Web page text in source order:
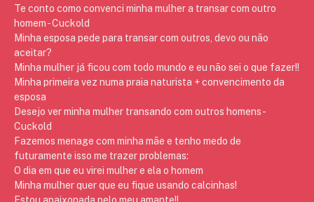
Te conto como convenci minha mulher a transar com outro
homem - Cuckold
Minha esposa pede para transar com outros, devo ou não
aceitar?
Minha mulher já ficou com todo mundo e eu não sei o que fazer!!
Minha primeira vez numa praia naturista + convencimento da
esposa
Desejo ver minha mulher transando com outros homens -
Cuckold
Fazemos menage com minha mãe e tenho medo de
futuramente isso me trazer problemas:
O dia em que eu virei mulher e ela o homem
Minha mulher quer que eu fique usando calcinhas!
Estou apaixonada pelo meu amante!!